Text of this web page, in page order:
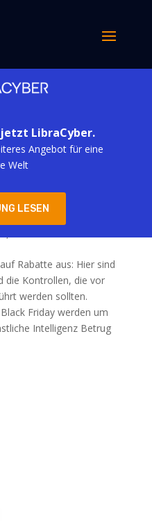
LibraCyber.
Angebot für eine
Welt
LESEN
zu: So erkennen Sie
Rabatte aus: Hier sind
die Kontrollen, die vor
werden sollten.
Friday werden um
Intelligenz Betrug